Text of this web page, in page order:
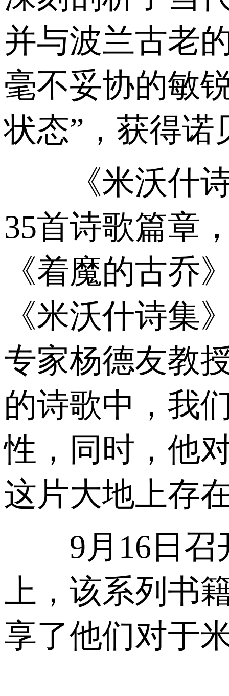
并与波兰古老
毫不妥协的敏
状态”，获得诺
《米沃什诗
35首诗歌篇章
《着魔的古乔
《米沃什诗集
专家杨德友教
的诗歌中，我
性，同时，他
这片大地上存
9月16日召开
上，该系列书
享了他们对于